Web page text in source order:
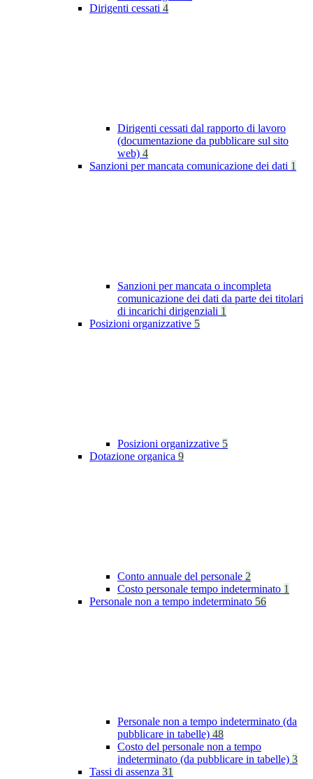
Dirigenti cessati 4
Dirigenti cessati dal rapporto di lavoro
(documentazione da pubblicare sul sito
web) 4
Sanzioni per mancata comunicazione dei dati 1
Sanzioni per mancata o incompleta
comunicazione dei dati da parte dei titolari
di incarichi dirigenziali 1
Posizioni organizzative 5
Posizioni organizzative 5
Dotazione organica 9
Conto annuale del personale 2
Costo personale tempo indeterminato 1
Personale non a tempo indeterminato 56
Personale non a tempo indeterminato (da
pubblicare in tabelle) 48
Costo del personale non a tempo
indeterminato (da pubblicare in tabelle) 3
Tassi di assenza 31